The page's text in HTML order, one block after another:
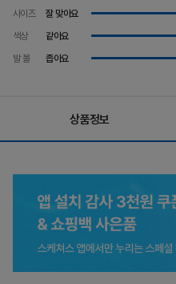
사이즈 잘 맞아요
색상
같아요
발 볼
좁아요
상품정보